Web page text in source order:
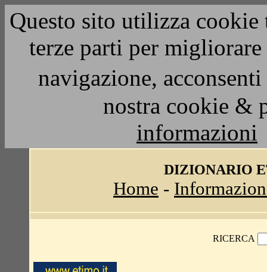
Questo sito utilizza
terze parti per
navigazione,
nostra cookie &
informazioni
DIZIONARIO
Home -
RICERCA